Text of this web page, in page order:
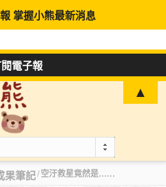
果筆記 空汙救星竟然是……
掌握小熊最新消息
▲